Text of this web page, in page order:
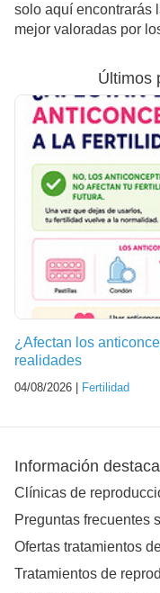
solo aquí encontrarás
mejor valoradas por
Últimos
¿Afectan los
realidades
04/08/2026 | Fertilidad
Información
Clínicas de
Preguntas frecuentes
Ofertas tratamientos
Tratamientos de